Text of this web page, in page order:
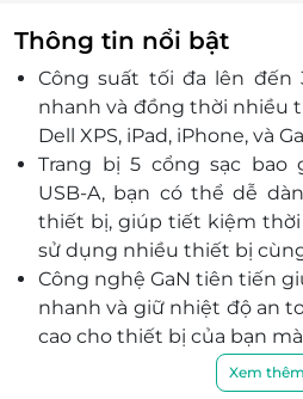
Thông tin nổi bật
Công suất tối đa lên đến
nhanh và đồng thời nhiều
Dell XPS, iPad, iPhone, và
Trang bị 5 cổng sạc bao
USB-A, bạn có thể dễ
thiết bị, giúp tiết kiệm thời
sử dụng nhiều thiết bị
Công nghệ GaN tiên tiến
nhanh và giữ nhiệt độ an
cao cho thiết bị của bạn
Màn hình LED hiển thị
sạc của từng cổng, giúp
Xem thêm